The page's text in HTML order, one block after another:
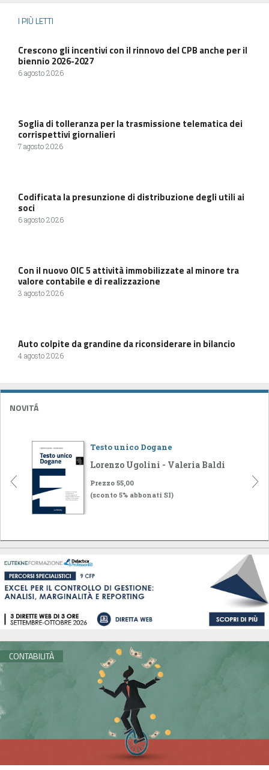
I PIÙ LETTI
Crescono gli incentivi con il rinnovo del CPB anche per il
biennio 2026-2027
6 agosto 2026
Soglia di tolleranza per la trasmissione telematica dei
corrispettivi giornalieri
7 agosto 2026
Codificata la presunzione di distribuzione degli utili ai
soci
6 agosto 2026
Con il nuovo OIC 5 attività immobilizzate al minore tra
valore contabile e di realizzazione
3 agosto 2026
Auto colpite da grandine da riconsiderare in bilancio
4 agosto 2026
NOVITÁ
Testo unico Dogane
Lorenzo Ugolini - Valeria Baldi
Prezzo 55,00
(sconto 5% abbonati SI)
CONTABILITÀ